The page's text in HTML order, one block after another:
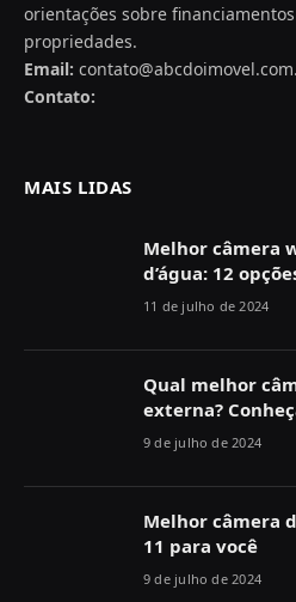
orientações sobre
propriedades.
Email:
Contato:
MAIS LIDAS
Melhor câmera
d’água: 12
11 de julho de 2024
Qual melhor
externa?
9 de julho de 2024
Melhor câmera
11 para você
9 de julho de 2024